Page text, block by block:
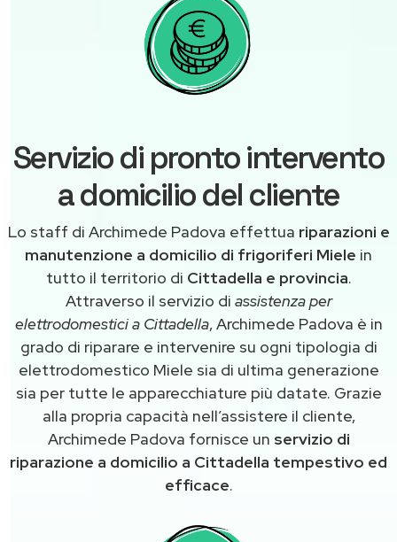
Servizio di pronto intervento
a domicilio del cliente
Lo staff di Archimede Padova effettua riparazioni e
manutenzione a domicilio di frigoriferi Miele in
tutto il territorio di Cittadella e provincia.
Attraverso il servizio di assistenza per
elettrodomestici a Cittadella, Archimede Padova è in
grado di riparare e intervenire su ogni tipologia di
elettrodomestico Miele sia di ultima generazione
sia per tutte le apparecchiature più datate. Grazie
alla propria capacità nell’assistere il cliente,
Archimede Padova fornisce un servizio di
riparazione a domicilio a Cittadella tempestivo ed
efficace.